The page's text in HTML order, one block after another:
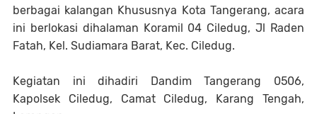
berbagai kalangan Khususnya Kota Tangerang, acara
ini berlokasi dihalaman Koramil 04 Ciledug, Jl Raden
Fatah, Kel. Sudiamara Barat, Kec. Ciledug.
Kegiatan ini dihadiri Dandim Tangerang 0506,
Kapolsek Ciledug, Camat Ciledug, Karang Tengah,